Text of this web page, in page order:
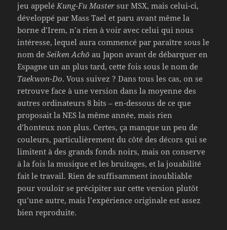
jeu appeléKung-Fu Master sur MSX, mais celui-ci,
développé par Mass Tael et paru avant même la
borne d’Irem, n’a rien à voir avec celui qui nous
intéresse, lequel aura commencé par paraître sous le
nom deSeiken Achō au Japon avant de débarquer en
Espagne un an plus tard, cette fois sous le nom de
Taekwon-Do. Vous suivez ? Dans tous les cas, on se
retrouve face à une version dans la moyenne des
autres ordinateurs 8 bits – en-dessous de ce que
proposait la NES la même année, mais rien
d’honteux non plus. Certes, ça manque un peu de
couleurs, particulièrement du côté des décors qui se
limitent à des grands fonds noirs, mais on conserve
à la fois la musique et les bruitages, et la jouabilité
fait le travail. Rien de suffisamment inoubliable
pour vouloir se précipiter sur cette version plutôt
qu’une autre, mais l’expérience originale est assez
bien reproduite.